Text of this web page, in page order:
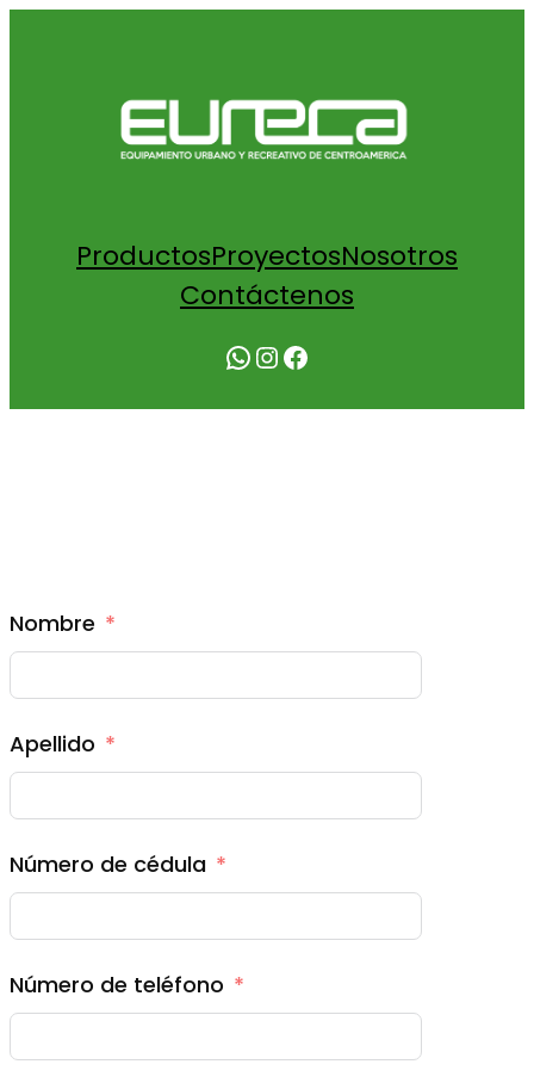
ProductosProyectosNosotros
Contáctenos
WhatsApp Instagram Facebook
Nombre
Apellido
Número de cédula
Número de teléfono